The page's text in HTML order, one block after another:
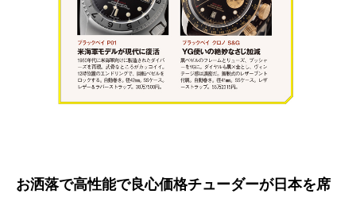
お洒落で高性能で良心価格チューダーが日本を席